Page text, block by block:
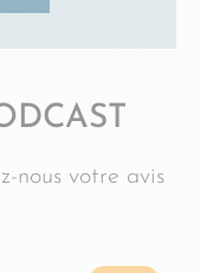
nous votre avis